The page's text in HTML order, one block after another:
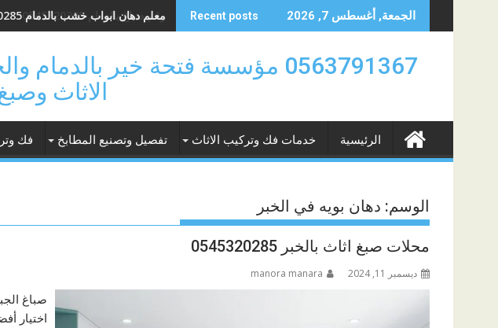
to
الجمعة, أغسطس 7, 2026 Recent posts معلم دهان ابواب خشب بالدمام 0545320285
0563791367 مؤسسة فتحة خير
الاثاث
الرئيسية خدمات فك وتركيب الاثاث تفصيل وتصنيع المطابخ فك
الوسم: دهان بويه في الخبر
محلات صبغ اثاث بالخبر 0545320285
ديسمبر 11, 2024 manora manara
صباغ
اختيار